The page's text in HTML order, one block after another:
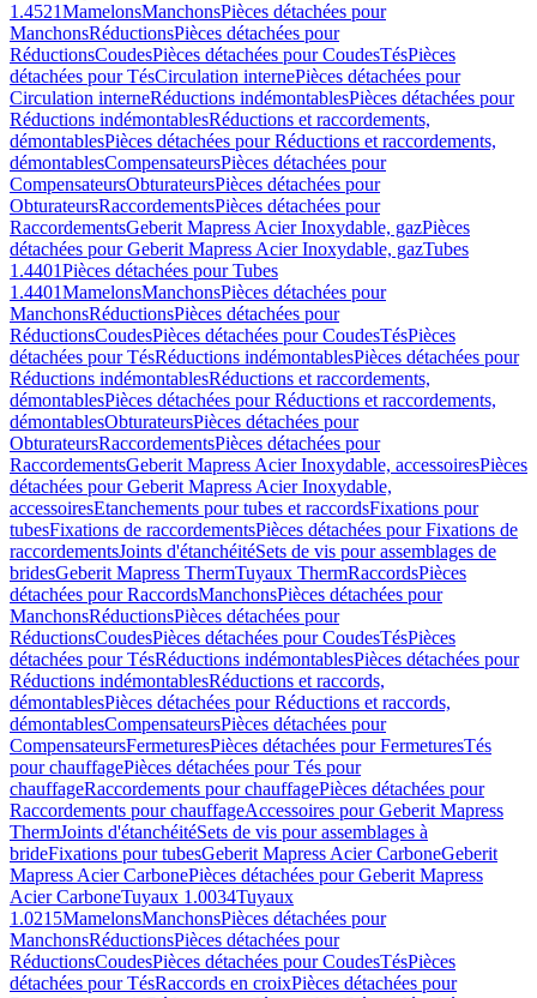
1.4521MamelonsManchonsPièces détachées pour
ManchonsRéductionsPièces détachées pour
RéductionsCoudesPièces détachées pour CoudesTésPièces
détachées pour TésCirculation internePièces détachées pour
Circulation interneRéductions indémontablesPièces détachées pour
Réductions indémontablesRéductions et raccordements,
démontablesPièces détachées pour Réductions et raccordements,
démontablesCompensateursPièces détachées pour
CompensateursObturateursPièces détachées pour
ObturateursRaccordementsPièces détachées pour
RaccordementsGeberit Mapress Acier Inoxydable, gazPièces
détachées pour Geberit Mapress Acier Inoxydable, gazTubes
1.4401Pièces détachées pour Tubes
1.4401MamelonsManchonsPièces détachées pour
ManchonsRéductionsPièces détachées pour
RéductionsCoudesPièces détachées pour CoudesTésPièces
détachées pour TésRéductions indémontablesPièces détachées pour
Réductions indémontablesRéductions et raccordements,
démontablesPièces détachées pour Réductions et raccordements,
démontablesObturateursPièces détachées pour
ObturateursRaccordementsPièces détachées pour
RaccordementsGeberit Mapress Acier Inoxydable, accessoiresPièces
détachées pour Geberit Mapress Acier Inoxydable,
accessoiresEtanchements pour tubes et raccordsFixations pour
tubesFixations de raccordementsPièces détachées pour Fixations de
raccordementsJoints d'étanchéitéSets de vis pour assemblages de
bridesGeberit Mapress ThermTuyaux ThermRaccordsPièces
détachées pour RaccordsManchonsPièces détachées pour
ManchonsRéductionsPièces détachées pour
RéductionsCoudesPièces détachées pour CoudesTésPièces
détachées pour TésRéductions indémontablesPièces détachées pour
Réductions indémontablesRéductions et raccords,
démontablesPièces détachées pour Réductions et raccords,
démontablesCompensateursPièces détachées pour
CompensateursFermeturesPièces détachées pour FermeturesTés
pour chauffagePièces détachées pour Tés pour
chauffageRaccordements pour chauffagePièces détachées pour
Raccordements pour chauffageAccessoires pour Geberit Mapress
ThermJoints d'étanchéitéSets de vis pour assemblages à
brideFixations pour tubesGeberit Mapress Acier CarboneGeberit
Mapress Acier CarbonePièces détachées pour Geberit Mapress
Acier CarboneTuyaux 1.0034Tuyaux
1.0215MamelonsManchonsPièces détachées pour
ManchonsRéductionsPièces détachées pour
RéductionsCoudesPièces détachées pour CoudesTésPièces
détachées pour TésRaccords en croixPièces détachées pour